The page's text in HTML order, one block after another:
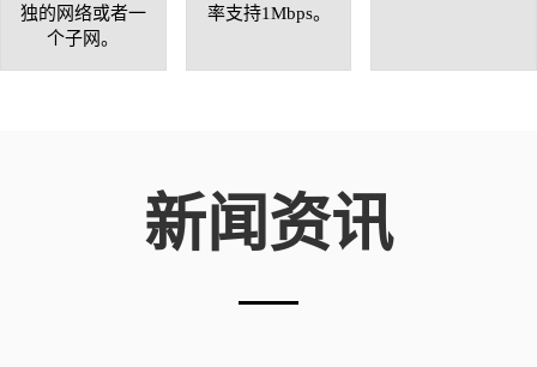
独的网络或者一
个子网。
率支持1Mbps。
新闻资讯